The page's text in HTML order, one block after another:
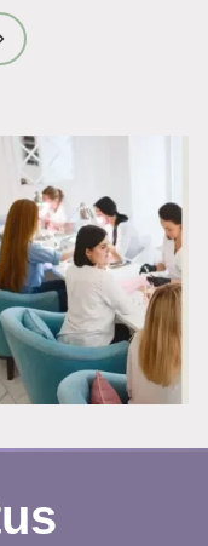
IMPRESIÓN
COMO